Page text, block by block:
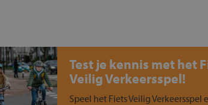
Test je kennis met het
Veilig Verkeersspel!
Speel het Fiets Veilig Verkeersspel